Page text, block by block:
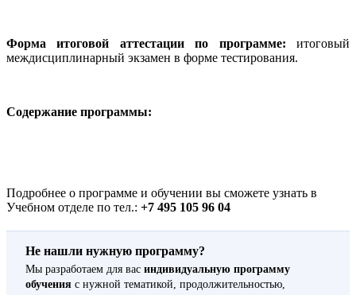
Форма итоговой аттестации по программе: итоговый
междисциплинарный экзамен в форме тестирования.
Содержание программы:
Подробнее о программе и обучении вы сможете узнать в
Учебном отделе по тел.: +7 495 105 96 04
Не нашли нужную программу?
Мы разработаем для вас индивидуальную программу
обучения с нужной тематикой, продолжительностью,